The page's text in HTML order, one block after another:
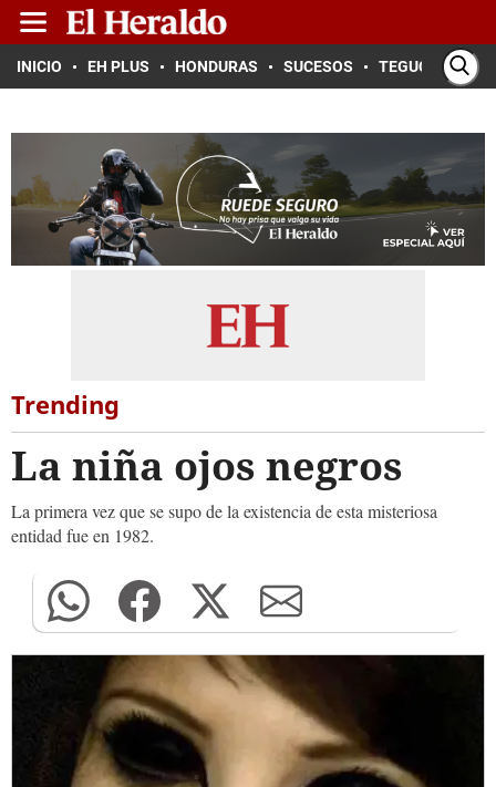
INICIO EH PLUS HONDURAS SUCESOS TEGUCIGALPA
Trending
La niña ojos negros
La primera vez que se supo de la existencia de esta misteriosa
entidad fue en 1982.